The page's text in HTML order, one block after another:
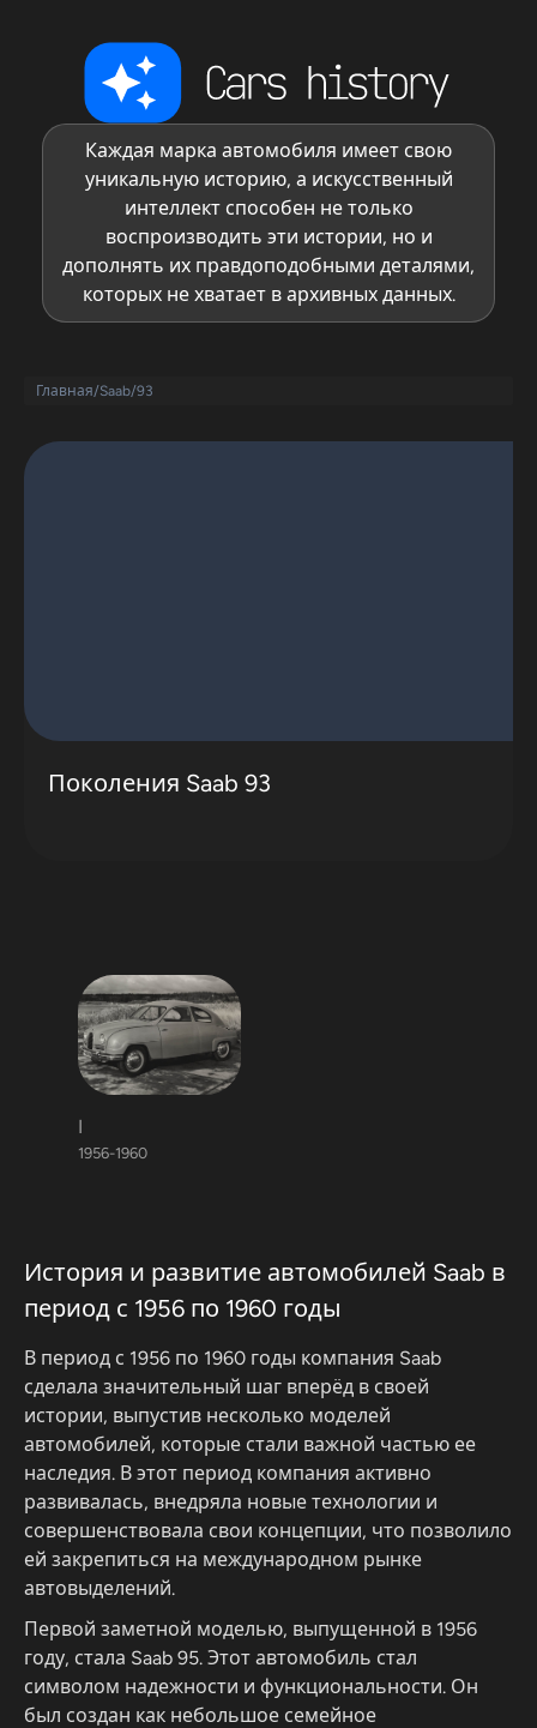
Каждая марка автомобиля имеет свою
уникальную историю, а искусственный
интеллект способен не только
воспроизводить эти истории, но и
дополнять их правдоподобными деталями,
которых не хватает в архивных данных.
Главная/Saab/93
Поколения Saab 93
I
1956-1960
История и развитие автомобилей Saab в
период с 1956 по 1960 годы
В период с 1956 по 1960 годы компания Saab
сделала значительный шаг вперёд в своей
истории, выпустив несколько моделей
автомобилей, которые стали важной частью ее
наследия. В этот период компания активно
развивалась, внедряла новые технологии и
совершенствовала свои концепции, что позволило
ей закрепиться на международном рынке
автовыделений.
Первой заметной моделью, выпущенной в 1956
году, стала Saab 95. Этот автомобиль стал
символом надежности и функциональности. Он
был создан как небольшое семейное